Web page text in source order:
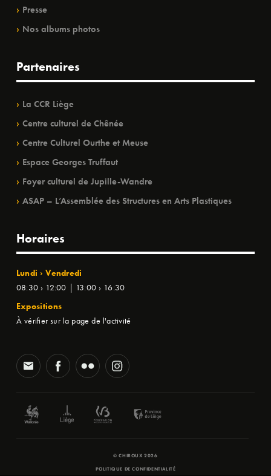
Presse
Nos albums photos
Partenaires
La CCR Liège
Centre culturel de Chênée
Centre Culturel Ourthe et Meuse
Espace Georges Truffaut
Foyer culturel de Jupille-Wandre
ASAP – L’Assemblée des Structures en Arts Plastiques
Horaires
Lundi › Vendredi
08:30 › 12:00 | 13:00 › 16:30
Expositions
À vérifier sur la page de l'activité
© CHIROUX 2026
POLITIQUE DE CONFIDENTIALITÉ